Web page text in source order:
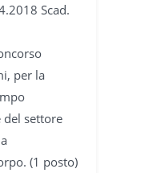
Scad.
per la
settore
(1 posto)